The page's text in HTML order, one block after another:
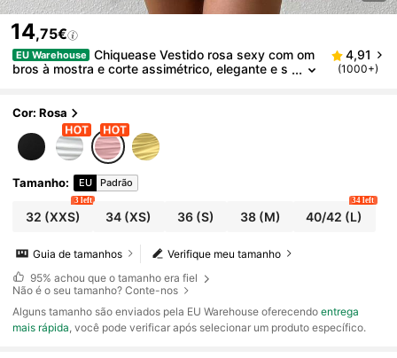
14,75€
EU Warehouse
Chiquease Vestido rosa sexy com om
bros à mostra e corte assimétrico, elegante e s
cos, aniversários e festas em geral. Perfeito para ca
samentos, saídas à noite e ocasiões casuais.
4,91
(1000+)
Cor: Rosa
Tamanho: EU Padrão
32 (XXS)
3 left
34 (XS) 36(S) 38(M) 40/42 (L)
34 left
Verifique meu tamanho
Guia de tamanhos
95% achou que o tamanho era fiel
Não é o seu tamanho? Conte-nos
Alguns tamanho são enviados pela EU Warehouse oferecendoentrega
mais rápida, você pode verificar após selecionar um produto específico.